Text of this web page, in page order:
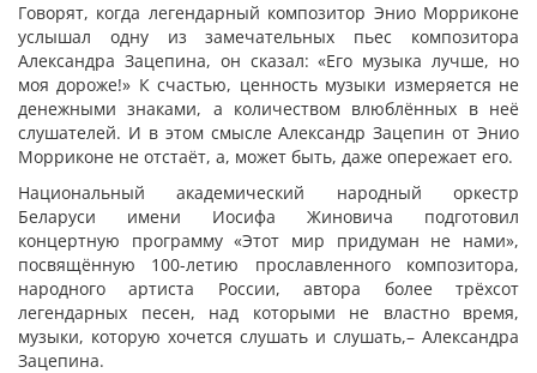
Говорят, когда легендарный композитор Энио Морриконе
услышал одну из замечательных пьес композитора
Александра Зацепина, он сказал: «Его музыка лучше, но
моя дороже!» К счастью, ценность музыки измеряется не
денежными знаками, а количеством влюблённых в неё
слушателей. И в этом смысле Александр Зацепин от Энио
Морриконе не отстаёт, а, может быть, даже опережает его.
Национальный академический народный оркестр
Беларуси имени Иосифа Жиновича подготовил
концертную программу «Этот мир придуман не нами»,
посвящённую 100-летию прославленного композитора,
народного артиста России, автора более трёхсот
легендарных песен, над которыми не властно время,
музыки, которую хочется слушать и слушать,– Александра
Зацепина.